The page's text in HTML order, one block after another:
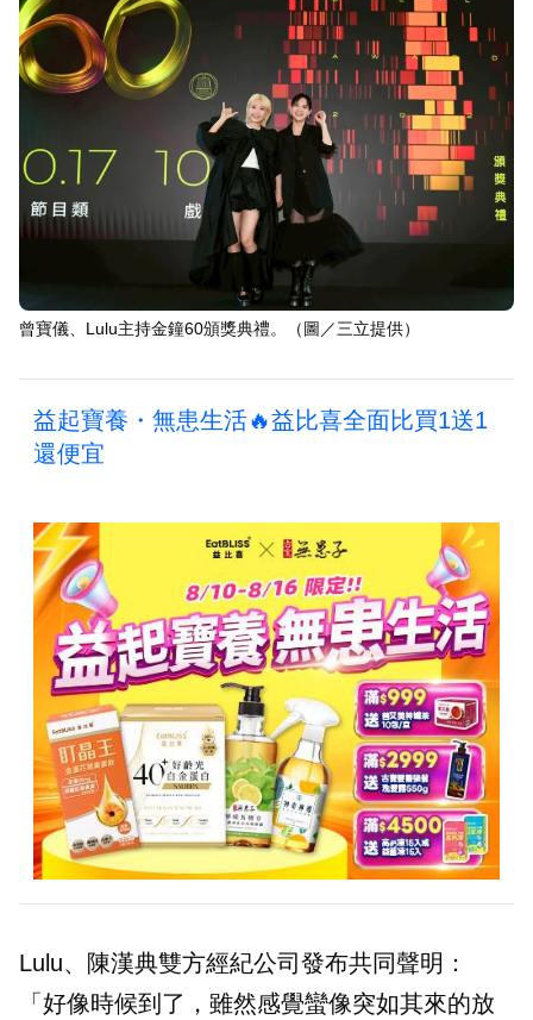
曾寶儀、Lulu主持金鐘60頒獎典禮。（圖／三立提供）
益起寶養・無患生活🔥益比喜全面比買1送1
還便宜
Lulu、陳漢典雙方經紀公司發布共同聲明：
「好像時候到了，雖然感覺蠻像突如其來的放